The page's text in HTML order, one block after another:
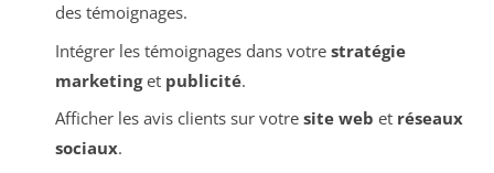
des témoignages.
Intégrer les témoignages dans votre stratégie
marketinget publicité.
Afficher les avis clients sur votre site web et réseaux
sociaux.